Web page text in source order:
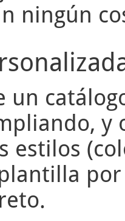
ningún
un
y
estilos